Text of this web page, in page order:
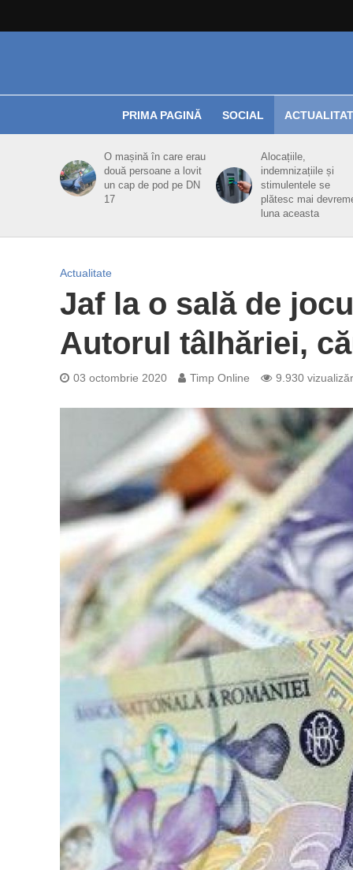
PRIMA PAGINĂ SOCIAL
O mașină în care erau
două persoane a lovit
un cap de pod pe DN
17
Alocațiile,
indemnizațiile și
stimulentele se
plătesc mai
luna aceasta
Actualitate
Jaf la o sală de
Autorul tâlhăriei,
03 octombrie 2020 Timp Online 9.930